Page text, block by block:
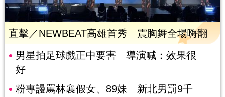
直擊／NEWBEAT高雄首秀 震胸舞全場嗨翻
男星拍足球戲正中要害 導演喊：效果很
好
粉專謾罵林襄假女、89妹 新北男罰9千